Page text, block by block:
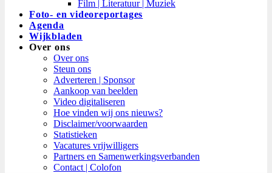
Film | Literatuur | Muziek
Foto- en videoreportages
Agenda
Wijkbladen
Over ons
Over ons
Steun ons
Adverteren | Sponsor
Aankoop van beelden
Video digitaliseren
Hoe vinden wij ons nieuws?
Disclaimer/voorwaarden
Statistieken
Vacatures vrijwilligers
Partners en Samenwerkingsverbanden​
Contact | Colofon